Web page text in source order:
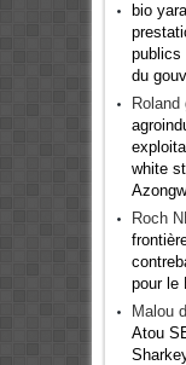
bio yara
publics
du
Roland
white
Roch
pour le
Malou
Atou